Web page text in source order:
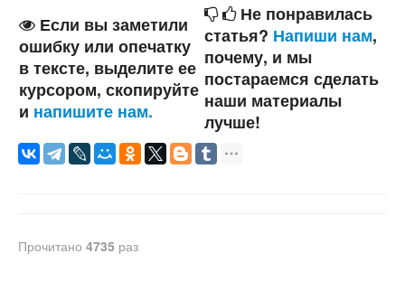
Если вы заметили
ошибку или опечатку
в тексте, выделите ее
курсором, скопируйте
и напишите нам.
Не понравилась
статья? Напиши нам,
почему, и мы
постараемся сделать
наши материалы
лучше!
Прочитано 4735 раз